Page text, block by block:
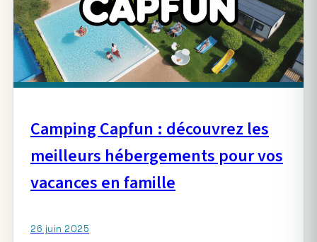
Camping Capfun : découvrez les
meilleurs hébergements pour vos
vacances en famille
26 juin 2025